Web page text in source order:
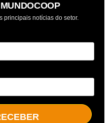
principais notícias do setor.